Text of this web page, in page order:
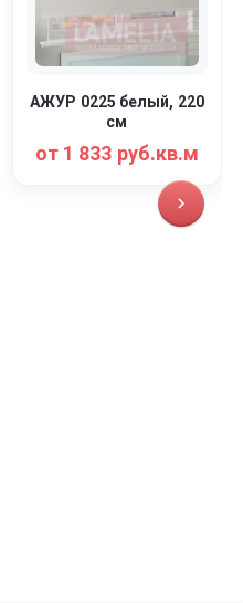
АЖУР 0225 белый, 220
см
от 1 833 руб.кв.м